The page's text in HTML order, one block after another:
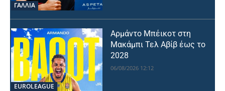
ΓΑΛΛΙΑ
EUROLEAGUE
Αρμάντο Μπέικοτ στη
Μακάμπι Τελ Αβίβ έως το
2028
06/08/2026 12:12